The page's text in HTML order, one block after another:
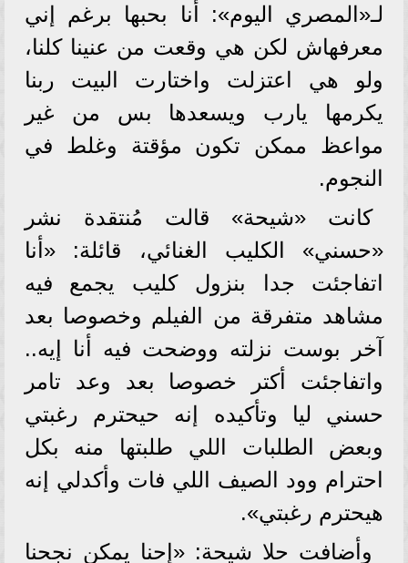
لـ«المصري اليوم»: أنا بحبها برغم إني
معرفهاش لكن هي وقعت من عنينا كلنا،
ولو هي اعتزلت واختارت البيت ربنا
يكرمها يارب ويسعدها بس من غير
مواعظ ممكن تكون مؤقتة وغلط في
النجوم.
كانت «شيحة» قالت مُنتقدة نشر
«حسني» الكليب الغنائي، قائلة: «أنا
اتفاجئت جدا بنزول كليب يجمع فيه
مشاهد متفرقة من الفيلم وخصوصا بعد
آخر بوست نزلته ووضحت فيه أنا إيه..
واتفاجئت أكتر خصوصا بعد وعد تامر
حسني ليا وتأكيده إنه حیحترم رغبتي
وبعض الطلبات اللي طلبتها منه بكل
احترام وود الصيف اللي فات وأکدلي إنه
هيحترم رغبتي».
وأضافت حلا شيحة: «إحنا يمكن نجحنا